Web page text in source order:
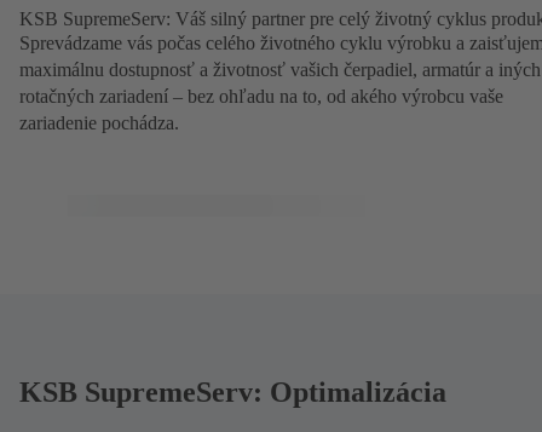
KSB SupremeServ: Váš silný partner pre celý životný cyklus
Sprevádzame vás počas celého životného cyklu výrobku a
maximálnu dostupnosť a životnosť vašich čerpadiel, armatúr a iných
rotačných zariadení – bez ohľadu na to, od akého výrobcu vaše
zariadenie pochádza.
KSB SupremeServ: Optimalizácia